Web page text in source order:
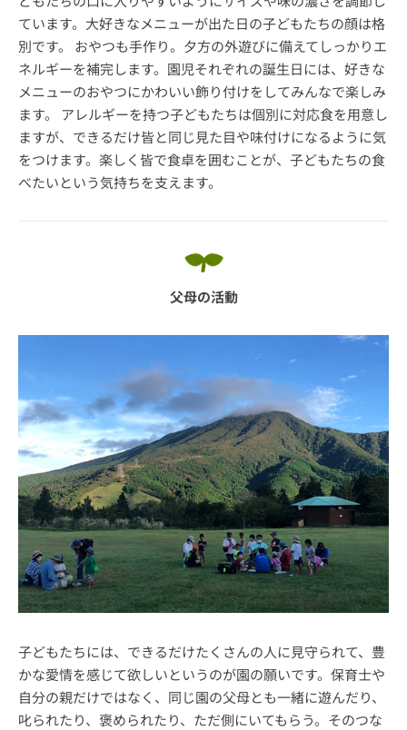
ています。大好きなメニューが出た日の子どもたちの顔は格
別です。 おやつも手作り。夕方の外遊びに備えてしっかりエ
ネルギーを補完します。園児それぞれの誕生日には、好きな
メニューのおやつにかわいい飾り付けをしてみんなで楽しみ
ます。 アレルギーを持つ子どもたちは個別に対応食を用意し
ますが、できるだけ皆と同じ見た目や味付けになるように気
をつけます。楽しく皆で食卓を囲むことが、子どもたちの食
べたいという気持ちを支えます。
父母の活動
子どもたちには、できるだけたくさんの人に見守られて、豊
かな愛情を感じて欲しいというのが園の願いです。保育士や
自分の親だけではなく、同じ園の父母とも一緒に遊んだり、
叱られたり、褒められたり、ただ側にいてもらう。そのつな